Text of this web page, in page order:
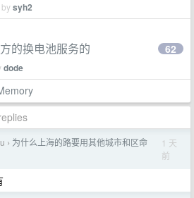
syh2
的换电池服务的
dode
62
› 为什么上海的路要用其他城市和区命
1 天
前